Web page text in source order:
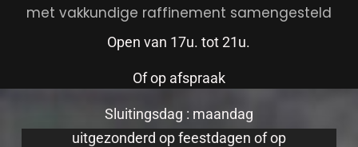
met vakkundige raffinement samengesteld
Open van 17u. tot 21u.
Of op afspraak
Sluitingsdag : maandag
uitgezonderd op feestdagen of op